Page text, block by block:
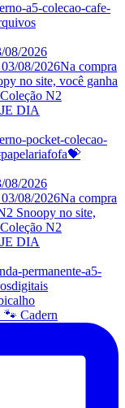
08/2026
08/2026
Cadern